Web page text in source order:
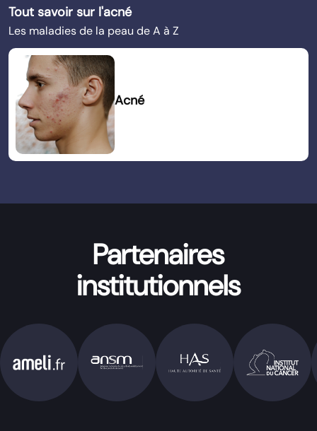
Tout savoir sur l'acné
Les maladies de la peau de A à Z
Acné
Partenaires
institutionnels